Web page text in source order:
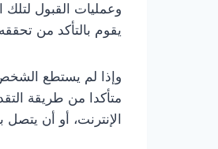
وعمليات القبول
يقوم بالتأكد من
وإذا لم يستطع الشخص
متأكدا من طريقة
الإنترنت، أو أن